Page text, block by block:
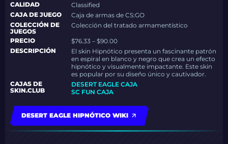
CALIDAD
Classified
CAJA DE JUEGO
Caja de armas de CS:GO
COLECCIÓN DE
JUEGOS
Colección del tratado armamentístico
PRECIO
$76.33 – $90.00
DESCRIPCIÓN
El skin Hipnótico presenta un fascinante patrón
en espiral en blanco y negro que crea un efecto
hipnótico y visualmente impactante. Este skin
es popular por su diseño único y cautivador.
CAJAS DE
SKIN.CLUB
DESERT EAGLE CAJA
SC FUN CAJA
DESERT EAGLE HIPNÓTICO WIKI